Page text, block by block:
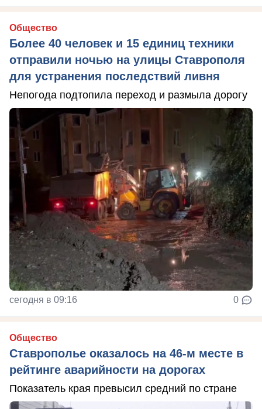
Общество
Более 40 человек и 15 единиц техники
отправили ночью на улицы Ставрополя
для устранения последствий ливня
Непогода подтопила переход и размыла дорогу
сегодня в 09:16 0
Общество
Ставрополье оказалось на 46-м месте в
рейтинге аварийности на дорогах
Показатель края превысил средний по стране